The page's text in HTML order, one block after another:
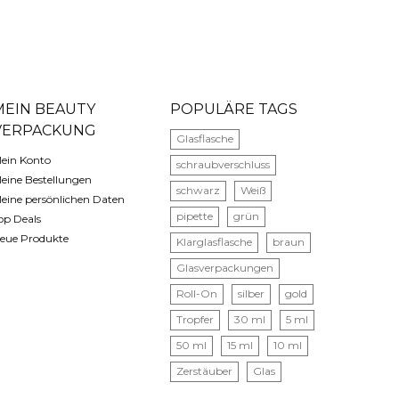
BEAUTY
Konto
Bestellungen
persönlichen Daten
Deals
Produkte
POPULÄRE TAGS
Glasflasche
schraubverschluss
schwarz
Weiß
pipette
grün
Klarglasflasche
braun
Glasverpackungen
Roll-On
silber
gold
Tropfer
30 ml
5 ml
50 ml
15 ml
10 ml
Zerstäuber
Glas